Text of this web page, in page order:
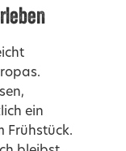
ein
Frühstück.